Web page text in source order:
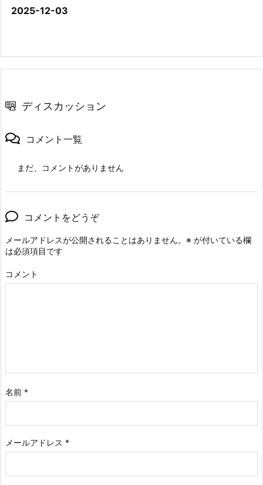
2025-12-03
ディスカッション
コメント一覧
まだ、コメントがありません
コメントをどうぞ
メールアドレスが公開されることはありません。 ※ が付いている欄
は必須項目です
コメント
名前 *
メールアドレス *